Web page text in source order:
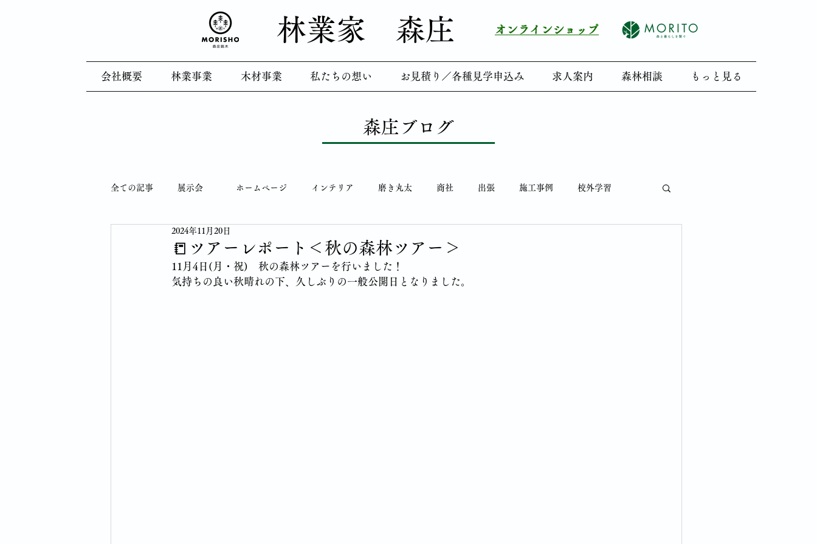
林業家 ​森庄 ​オンラインショップ
会社概要 林業事業 木材事業 私たちの想い お見積り／各種見学申込み 求人案内 森林相談 もっと見る
森庄ブログ
全ての記事 展示会 ホームページ インテリア 磨き丸太 商社 出張 施工事例 校外学習
製造風景
📒ツアーレポート＜秋の森林ツアー＞
2024年11月20日
11月4日(月・祝)　秋の森林ツアーを行いました！
気持ちの良い秋晴れの下、久しぶりの一般公開日となりました。